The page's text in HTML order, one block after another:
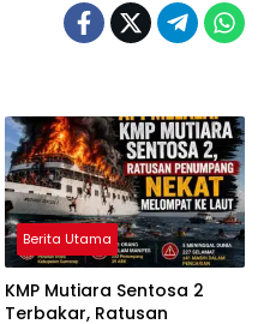
Berita Utama
KMP Mutiara Sentosa 2
Terbakar, Ratusan